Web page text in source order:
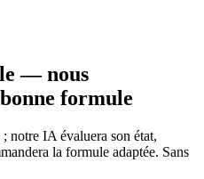
— nous
formule
notre IA évaluera son état,
la formule adaptée. Sans